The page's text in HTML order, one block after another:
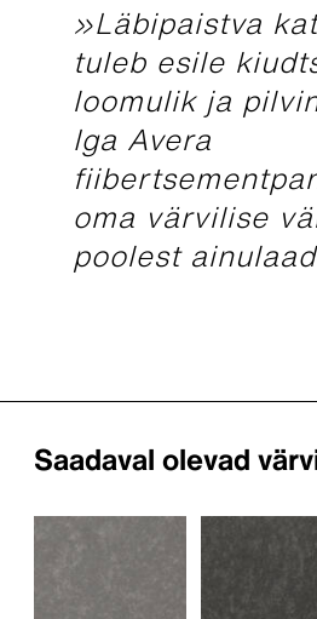
»Läbipaistva
tuleb esile
loomulik ja
Iga Avera
oma värvilise
poolest
Saadaval olevad